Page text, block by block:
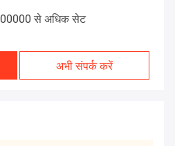
से अधिक सेट
अभी संपर्क करें